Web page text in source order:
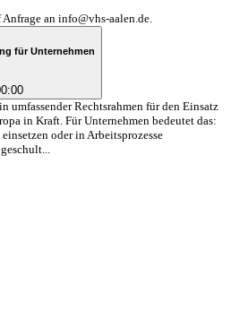
an info@vhs-aalen.de.
für Unternehmen
umfassender Rechtsrahmen für den Einsatz
in Kraft. Für Unternehmen bedeutet das:
oder in Arbeitsprozesse